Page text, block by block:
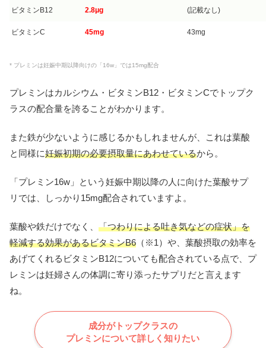
ビタミンB12 2.8μg (記載なし)
ビタミンC 45mg 43mg
* プレミンは妊娠中期以降向けの「16w」では15mg配合
プレミンはカルシウム・ビタミンB12・ビタミンCでトップク
ラスの配合量を誇ることがわかります。
また鉄が少ないように感じるかもしれませんが、これは葉酸
と同様に妊娠初期の必要摂取量にあわせているから。
「プレミン16w」という妊娠中期以降の人に向けた葉酸サプ
リでは、しっかり15mg配合されていますよ。
葉酸や鉄だけでなく、 「つわりによる吐き気などの症状」を
軽減する効果があるビタミンB6 （※1）や、葉酸摂取の効率を
あげてくれるビタミンB12についても配合されている点で、プ
レミンは妊婦さんの体調に寄り添ったサプリだと言えます
ね。
成分がトップクラスの
プレミンについて詳しく知りたい